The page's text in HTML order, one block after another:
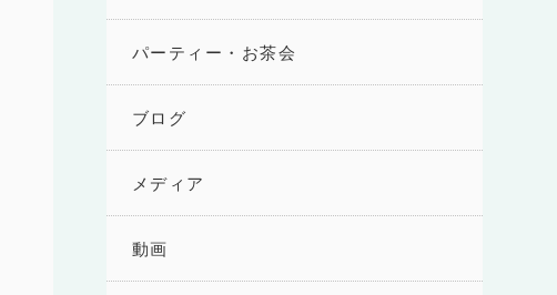
パーティー・お茶会
ブログ
メディア
動画